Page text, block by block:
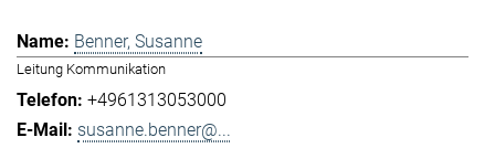
Benner, Susanne
Leitung Kommunikation
+4961313053000
susanne.benner@...